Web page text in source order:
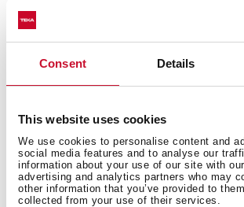
Consent Details
This website uses cookies
We use cookies to personalise content and
social media features and to analyse our
information about your use of our site with
advertising and analytics partners who may
other information that you’ve provided to
collected from your use of their services.
Κύριο μπολ